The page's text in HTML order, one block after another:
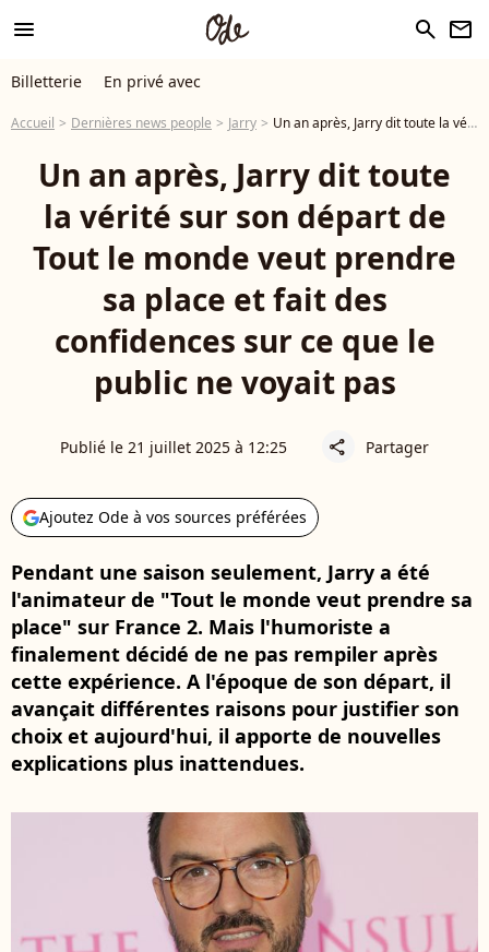
menu search newsletter
Billetterie En privé avec
Accueil Dernières news people Jarry Un an après, Jarry dit toute la vérité sur son départ de Tout le monde veut prendre sa place et fait des confidences sur ce que le public ne voyait pas
Un an après, Jarry dit toute
la vérité sur son départ de
Tout le monde veut prendre
sa place et fait des
confidences sur ce que le
public ne voyait pas
Publié le 21 juillet 2025 à 12:25 share Partager
Ajoutez Ode à vos sources préférées
Pendant une saison seulement, Jarry a été
l'animateur de "Tout le monde veut prendre sa
place" sur France 2. Mais l'humoriste a
finalement décidé de ne pas rempiler après
cette expérience. A l'époque de son départ, il
avançait différentes raisons pour justifier son
choix et aujourd'hui, il apporte de nouvelles
explications plus inattendues.